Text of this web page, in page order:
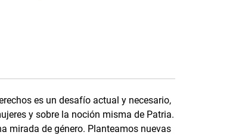
es un desafío actual y necesario,
y sobre la noción misma de Patria.
mirada de género. Planteamos nuevas